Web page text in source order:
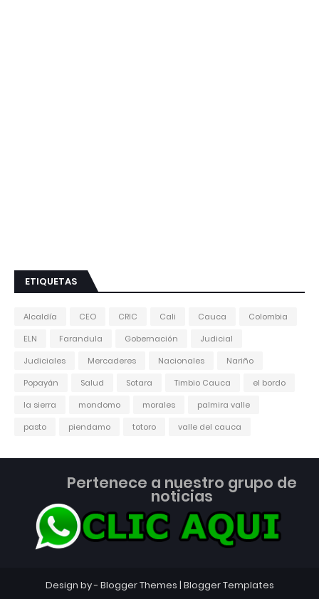
ETIQUETAS
Alcaldía CEO CRIC Cali Cauca
Colombia
ELN
Farandula Gobernación
Judicial
Judiciales
Mercaderes Nacionales
Nariño
Popayán
Salud Sotara Timbio Cauca
el bordo
la sierra
mondomo morales
palmira valle
pasto
piendamo totoro valle del cauca
Pertenece a nuestro grupo de
noticias
Design by - Blogger Themes | Blogger Templates